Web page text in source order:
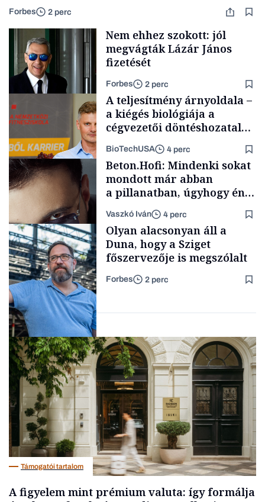
Forbes 2 perc
Politika
Nem ehhez szokott: jól
megvágták Lázár János
fizetését
Forbes 2 perc
Content Lab HUB
A teljesítmény árnyoldala –
a kiégés biológiája a
cégvezetői döntéshozatal
BioTechUSA 4 perc
Forbes-sztori
Beton.Hofi: Mindenki sokat
mondott már abban
a pillanatban, úgyhogy én
a legsarkosabb
gondolataimat akartam
kimondani
Vaszkó Iván 4 perc
Társadalom
Olyan alacsonyan áll a
Duna, hogy a Sziget
főszervezője is megszólalt
Forbes 2 perc
Támogatói tartalom
A figyelem mint prémium valuta: így formálja